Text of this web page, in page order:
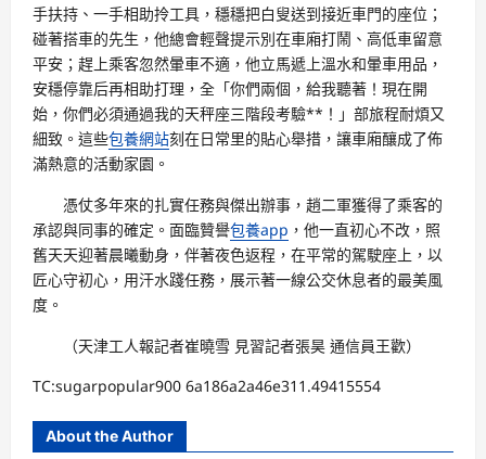
手扶持、一手相助拎工具，穩穩把白叟送到接近車門的座位；
碰著搭車的先生，他總會輕聲提示別在車廂打鬧、高低車留意
平安；趕上乘客忽然暈車不適，他立馬遞上溫水和暈車用品，
安穩停靠后再相助打理，全「你們兩個，給我聽著！現在開
始，你們必須通過我的天秤座三階段考驗**！」部旅程耐煩又
細致。這些包養網站刻在日常里的貼心舉措，讓車廂釀成了佈
滿熱意的活動家園。
憑仗多年來的扎實任務與傑出辦事，趙二軍獲得了乘客的
承認與同事的確定。面臨贊譽包養app ，他一直初心不改，照
舊天天迎著晨曦動身，伴著夜色返程，在平常的駕駛座上，以
匠心守初心，用汗水踐任務，展示著一線公交休息者的最美風
度。
（天津工人報記者崔曉雪 見習記者張昊 通信員王歡）
TC:sugarpopular900 6a186a2a46e311.49415554
About the Author